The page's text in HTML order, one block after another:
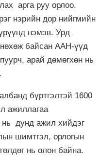
арга руу орлоо.
нэрийн дор нийгмийн
нэмэв. Урд
байсан ААН-үүд
арай дөмөгхөн нь
бүртгэлтэй 1600
ажиллагаа
нь дунд ажил хийдэг
шимтгэл, орлогын
нь олон байна.